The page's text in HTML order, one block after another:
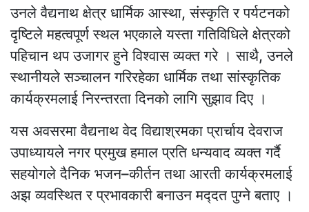
उनले वैद्यनाथ क्षेत्र धार्मिक आस्था, संस्कृति र पर्यटनको
दृष्टिले महत्वपूर्ण स्थल भएकाले यस्ता गतिविधिले क्षेत्रको
पहिचान थप उजागर हुने विश्वास व्यक्त गरे । साथै, उनले
स्थानीयले सञ्चालन गरिरहेका धार्मिक तथा सांस्कृतिक
कार्यक्रमलाई निरन्तरता दिनको लागि सुझाव दिए ।
यस अवसरमा वैद्यनाथ वेद विद्याश्रमका प्रार्चाय देवराज
उपाध्यायले नगर प्रमुख हमाल प्रति धन्यवाद व्यक्त गर्दै
सहयोगले दैनिक भजन–कीर्तन तथा आरती कार्यक्रमलाई
अझ व्यवस्थित र प्रभावकारी बनाउन मद्‍दत पुग्ने बताए ।